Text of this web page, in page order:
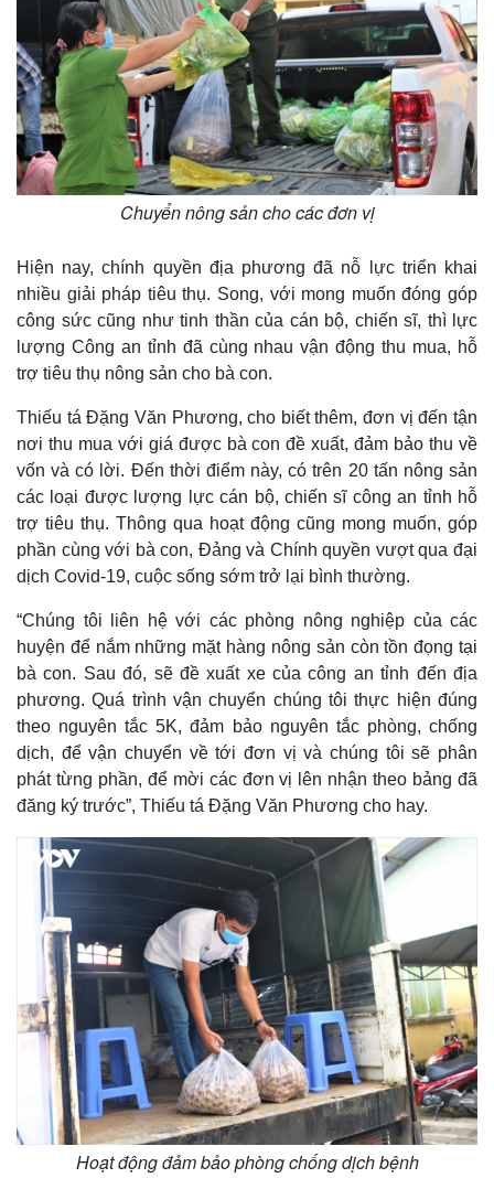
Chuyển nông sản cho các đơn vị
Hiện nay, chính quyền địa phương đã nỗ lực triển khai
nhiều giải pháp tiêu thụ. Song, với mong muốn đóng góp
công sức cũng như tinh thần của cán bộ, chiến sĩ, thì lực
lượng Công an tỉnh đã cùng nhau vận động thu mua, hỗ
trợ tiêu thụ nông sản cho bà con.
Thiếu tá Đặng Văn Phương, cho biết thêm, đơn vị đến tận
nơi thu mua với giá được bà con đề xuất, đảm bảo thu về
vốn và có lời. Đến thời điểm này, có trên 20 tấn nông sản
các loại được lượng lực cán bộ, chiến sĩ công an tỉnh hỗ
trợ tiêu thụ. Thông qua hoạt động cũng mong muốn, góp
phần cùng với bà con, Đảng và Chính quyền vượt qua đại
dịch Covid-19, cuộc sống sớm trở lại bình thường.
“Chúng tôi liên hệ với các phòng nông nghiệp của các
huyện để nắm những mặt hàng nông sản còn tồn đọng tại
bà con. Sau đó, sẽ đề xuất xe của công an tỉnh đến địa
phương. Quá trình vận chuyển chúng tôi thực hiện đúng
theo nguyên tắc 5K, đảm bảo nguyên tắc phòng, chống
dịch, để vận chuyển về tới đơn vị và chúng tôi sẽ phân
phát từng phần, để mời các đơn vị lên nhận theo bảng đã
đăng ký trước”, Thiếu tá Đặng Văn Phương cho hay.
Hoạt động đảm bảo phòng chống dịch bệnh